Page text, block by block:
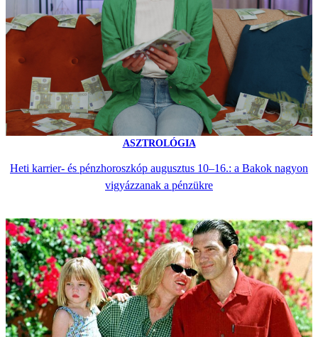
ASZTROLÓGIA
Heti karrier- és pénzhoroszkóp augusztus 10–16.: a Bakok nagyon
vigyázzanak a pénzükre